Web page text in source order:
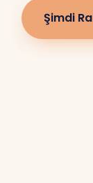
Şimdi